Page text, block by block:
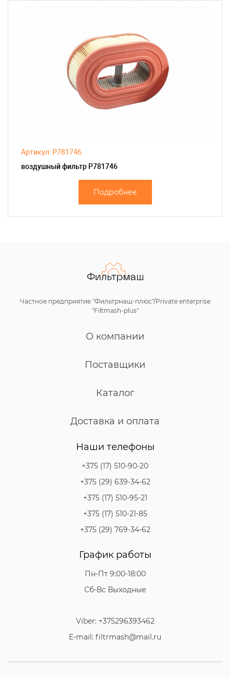
Артикул: P781746
воздушный фильтр P781746
Подробнее
Частное предприятие "Фильтрмаш-плюс"/Private enterprise
"Filtmash-plus"
О компании
Поставщики
Каталог
Доставка и оплата
Наши телефоны
+375 (17) 510-90-20
+375 (29) 639-34-62
+375 (17) 510-95-21
+375 (17) 510-21-85
+375 (29) 769-34-62
График работы
Пн-Пт 9:00-18:00
Сб-Вс Выходные
Viber: +375296393462
E-mail: filtrmash@mail.ru